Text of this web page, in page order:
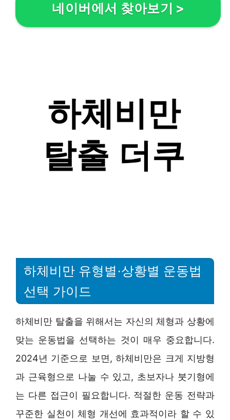
네이버에서 찾아보기 >
하체비만 유형별·상황별 운동법
선택 가이드
하체비만 탈출을 위해서는 자신의 체형과 상황에
맞는 운동법을 선택하는 것이 매우 중요합니다.
2024년 기준으로 보면, 하체비만은 크게 지방형
과 근육형으로 나눌 수 있고, 초보자나 붓기형에
는 다른 접근이 필요합니다. 적절한 운동 전략과
꾸준한 실천이 체형 개선에 효과적이라 할 수 있